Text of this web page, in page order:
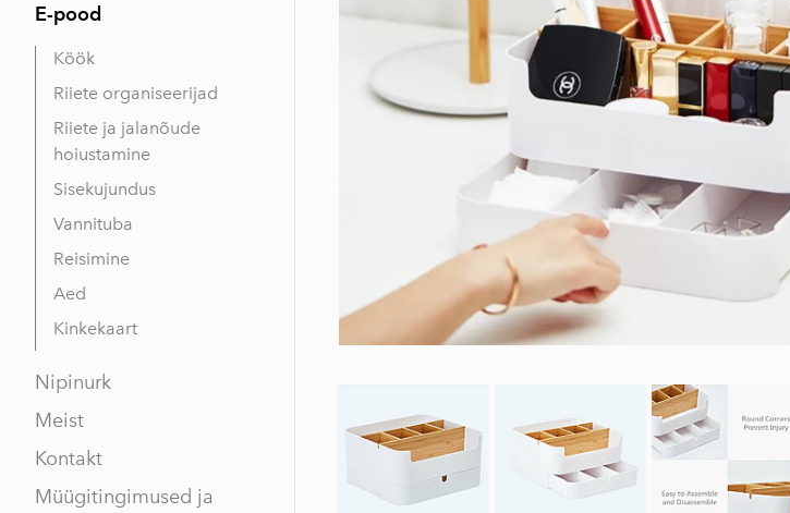
E-pood
Köök
Riiete organiseerijad
Riiete ja jalanõude
hoiustamine
Sisekujundus
Vannituba
Reisimine
Aed
Kinkekaart
Nipinurk
Meist
Kontakt
Müügitingimused ja